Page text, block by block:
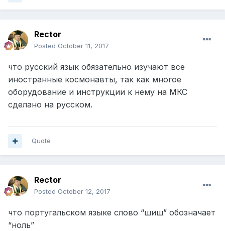
Rector
Posted October 11, 2017
что русский язык обязательно изучают все
иностранные космонавты, так как многое
оборудование и инструкции к нему на МКС
сделано на русском.
Quote
Rector
Posted October 12, 2017
что португальском языке слово “шиш” обозначает
“ноль”